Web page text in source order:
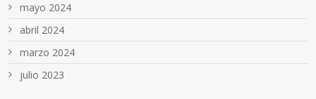
mayo 2024
abril 2024
marzo 2024
julio 2023